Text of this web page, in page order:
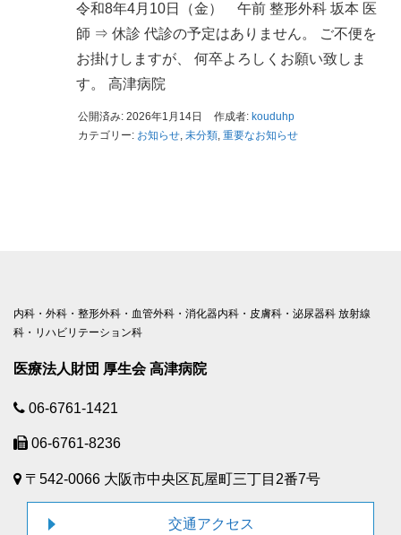
令和8年4月10日（金） 午前 整形外科 坂本 医
師 ⇒ 休診 代診の予定はありません。 ご不便を
お掛けしますが、 何卒よろしくお願い致しま
す。 高津病院
公開済み: 2026年1月14日 作成者: kouduhp
カテゴリー: お知らせ ,未分類 ,重要なお知らせ
内科・外科・整形外科・血管外科・消化器内科・皮膚科・泌尿器科 放射線
科・リハビリテーション科
医療法人財団 厚生会 高津病院
06-6761-1421
06-6761-8236
〒542-0066 大阪市中央区瓦屋町三丁目2番7号
交通アクセス